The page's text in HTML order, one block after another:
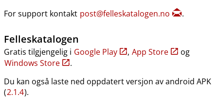
For support kontakt post@felleskatalogen.no .
Felleskatalogen
Gratis tilgjengelig i Google Play , App Store
og
Windows Store
.
Du kan også laste ned oppdatert versjon av android APK
(2.1.4).